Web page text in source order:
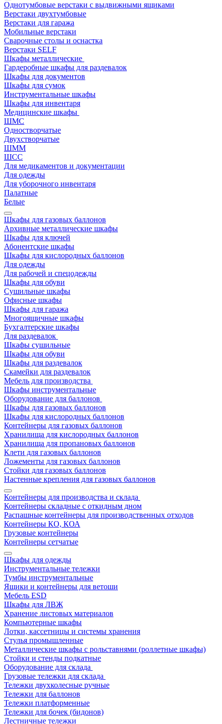
Однотумбовые верстаки с выдвижными ящиками
Верстаки двухтумбовые
Верстаки для гаража
Мобильные верстаки
Сварочные столы и оснастка
Верстаки SELF
Шкафы металлические
Гардеробные шкафы для раздевалок
Шкафы для документов
Шкафы для сумок
Инструментальные шкафы
Шкафы для инвентаря
Медицинские шкафы
ШМС
Одностворчатые
Двухстворчатые
ШММ
ШСС
Для медикаментов и документации
Для одежды
Для уборочного инвентаря
Палатные
Белые
Шкафы для газовых баллонов
Архивные металлические шкафы
Шкафы для ключей
Абонентские шкафы
Шкафы для кислородных баллонов
Для одежды
Для рабочей и спецодежды
Шкафы для обуви
Сушильные шкафы
Офисные шкафы
Шкафы для гаража
Многоящичные шкафы
Бухгалтерские шкафы
Для раздевалок
Шкафы сушильные
Шкафы для обуви
Шкафы для раздевалок
Скамейки для раздевалок
Мебель для производства
Шкафы инструментальные
Оборудование для баллонов
Шкафы для газовых баллонов
Шкафы для кислородных баллонов
Контейнеры для газовых баллонов
Хранилища для кислородных баллонов
Хранилища для пропановых баллонов
Клети для газовых баллонов
Ложементы для газовых баллонов
Стойки для газовых баллонов
Настенные крепления для газовых баллонов
Контейнеры для производства и склада
Контейнеры складные с откидным дном
Распашные контейнеры для производственных отходов
Контейнеры КО, КОА
Грузовые контейнеры
Контейнеры сетчатые
Шкафы для одежды
Инструментальные тележки
Тумбы инструментальные
Ящики и контейнеры для ветоши
Мебель ESD
Шкафы для ЛВЖ
Хранение листовых материалов
Компьютерные шкафы
Лотки, кассетницы и системы хранения
Стулья промышленные
Металлические шкафы с рольставнями (роллетные шкафы)
Стойки и стенды подкатные
Оборудование для склада
Грузовые тележки для склада
Тележки двухколесные ручные
Тележки для баллонов
Тележки платформенные
Тележки для бочек (бидонов)
Лестничные тележки